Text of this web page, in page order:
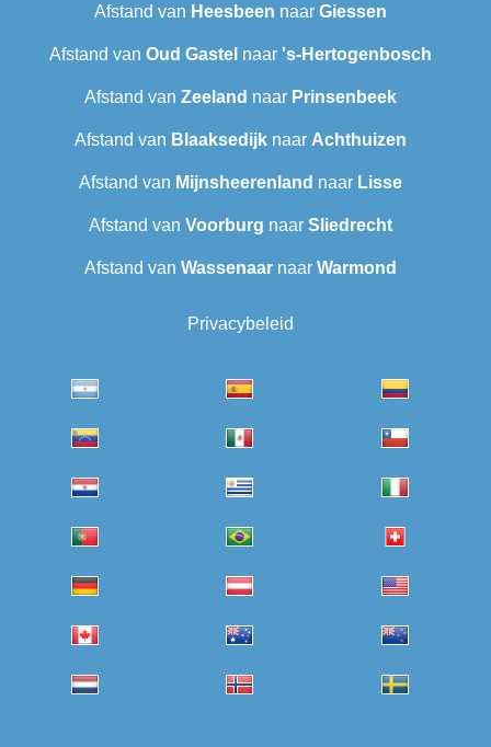
Afstand van Heesbeen naar Giessen
Afstand van Oud Gastel naar 's-Hertogenbosch
Afstand van Zeeland naar Prinsenbeek
Afstand van Blaaksedijknaar Achthuizen
Afstand van Mijnsheerenland naar Lisse
Afstand van Voorburg naar Sliedrecht
Afstand van Wassenaarnaar Warmond
Privacybeleid